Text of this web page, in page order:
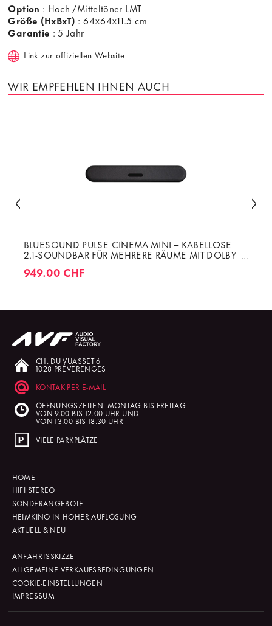
Option : Hoch-/Mitteltöner LMT
Größe (HxBxT) : 64×64×11.5 cm
Garantie : 5 Jahr
Link zur offiziellen Website
WIR EMPFEHLEN IHNEN AUCH
BLUESOUND PULSE CINEMA MINI – KABELLOSE
2.1-SOUNDBAR FÜR MEHRERE RÄUME MIT DOLBY
ATMOS 280 W
949.00 CHF
CH. DU VUASSET 6
1028 PRÉVERENGES
KONTAK PER E-MAIL
ÖFFNUNGSZEITEN: MONTAG BIS FREITAG
VON 9.00 BIS 12.00 UHR UND
VON 13.00 BIS 18.30 UHR
VIELE PARKPLÄTZE
HOME
HIFI STEREO
SONDERANGEBOTE
HEIMKINO IN HOHER AUFLÖSUNG
AKTUELL & NEU
ANFAHRTSSKIZZE
ALLGEMEINE VERKAUFSBEDINGUNGEN
COOKIE-EINSTELLUNGEN
IMPRESSUM